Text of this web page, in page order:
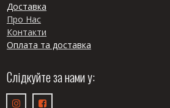
Доставка
Про Нас
Контакти
Оплата та доставка
Слідкуйте за нами у:
 